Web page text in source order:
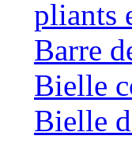
pliants
Barre
Bielle
Bielle